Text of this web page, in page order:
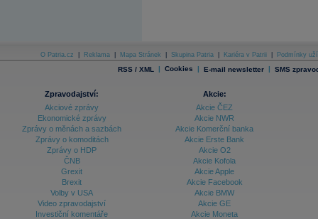
Archiv - Měsíční makroekonomické přehledy
Archiv - Vývoj české koruny
Archiv analýz - Makroukazatele
Ceny průmyslových výrobců - Data a prognózy
Ceny průmyslových výrobců - Graf (ČR)
Ceny průmyslových výrobců - Kalendář (ČR)
Ceny průmyslových výrobců - Zpravodajství
O Patria.cz Reklama Mapa Stránek Skupina Patria Kariéra v Patrii Podmínky
RSS / XML | Cookies | E-mail newsletter | SMS
Zpravodajství:
Akciové zprávy
Ekonomické zprávy
Zprávy o měnách a sazbách
Zprávy o komoditách
Zprávy o HDP
ČNB
Grexit
Brexit
Volby v USA
Video zpravodajství
Investiční komentáře
Akcie:
Akcie ČEZ
Akcie NWR
Akcie Komerční banka
Akcie Erste Bank
Akcie O2
Akcie Kofola
Akcie Apple
Akcie Facebook
Akcie BMW
Akcie GE
Akcie Moneta